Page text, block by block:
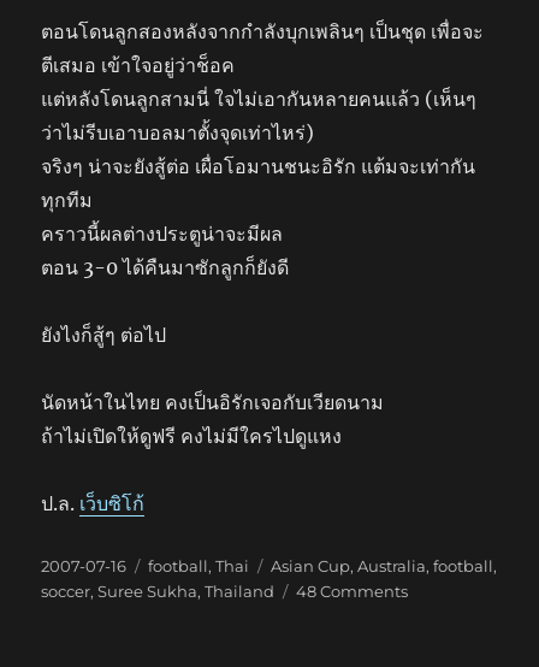
ตอนโดนลูกสองหลังจากกำลังบุกเพลินๆ เป็นชุด เพื่อจะ
ตีเสมอ เข้าใจอยู่ว่าช็อค
แต่หลังโดนลูกสามนี่ ใจไม่เอากันหลายคนแล้ว (เห็นๆ
ว่าไม่รีบเอาบอลมาตั้งจุดเท่าไหร่)
จริงๆ น่าจะยังสู้ต่อ เผื่อโอมานชนะอิรัก แต้มจะเท่ากัน
ทุกทีม
คราวนี้ผลต่างประตูน่าจะมีผล
ตอน 3-0 ได้คืนมาซักลูกก็ยังดี
ยังไงก็สู้ๆ ต่อไป
นัดหน้าในไทย คงเป็นอิรักเจอกับเวียดนาม
ถ้าไม่เปิดให้ดูฟรี คงไม่มีใครไปดูแหง
ป.ล. เว็บซิโก้
Posted
on
2007-07-16 Categories
football,Thai Tags
Asian Cup,Australia,football,
soccer,Suree Sukha,Thailand 48 Commentson